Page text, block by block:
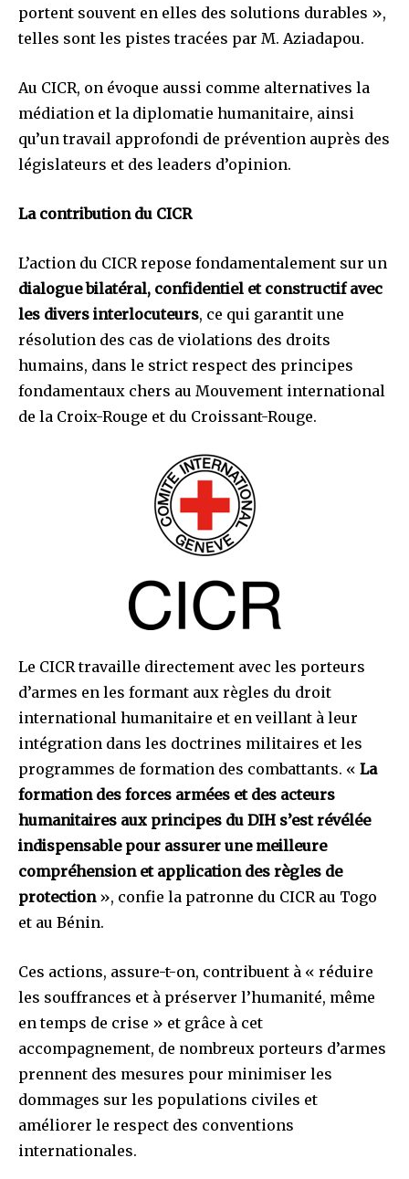
portent souvent en elles des solutions durables »,
telles sont les pistes tracées par M. Aziadapou.
Au CICR, on évoque aussi comme alternatives la
médiation et la diplomatie humanitaire, ainsi
qu’un travail approfondi de prévention auprès des
législateurs et des leaders d’opinion.
La contribution du CICR
L’action du CICR repose fondamentalement sur un
dialogue bilatéral, confidentiel et constructif avec
les divers interlocuteurs, ce qui garantit une
résolution des cas de violations des droits
humains, dans le strict respect des principes
fondamentaux chers au Mouvement international
de la Croix-Rouge et du Croissant-Rouge.
Le CICR travaille directement avec les porteurs
d’armes en les formant aux règles du droit
international humanitaire et en veillant à leur
intégration dans les doctrines militaires et les
programmes de formation des combattants. « La
formation des forces armées et des acteurs
humanitaires aux principes du DIH s’est révélée
indispensable pour assurer une meilleure
compréhension et application des règles de
protection», confie la patronne du CICR au Togo
et au Bénin.
Ces actions, assure-t-on, contribuent à « réduire
les souffrances et à préserver l’humanité, même
en temps de crise » et grâce à cet
accompagnement, de nombreux porteurs d’armes
prennent des mesures pour minimiser les
dommages sur les populations civiles et
améliorer le respect des conventions
internationales.